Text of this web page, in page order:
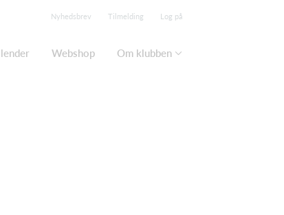
Nyhedsbrev Tilmelding Log på
Webshop Om klubben